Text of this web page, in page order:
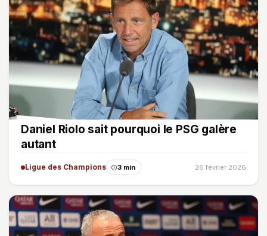
Daniel Riolo sait pourquoi le PSG galère
autant
Ligue des Champions 3 min 26 février 2026